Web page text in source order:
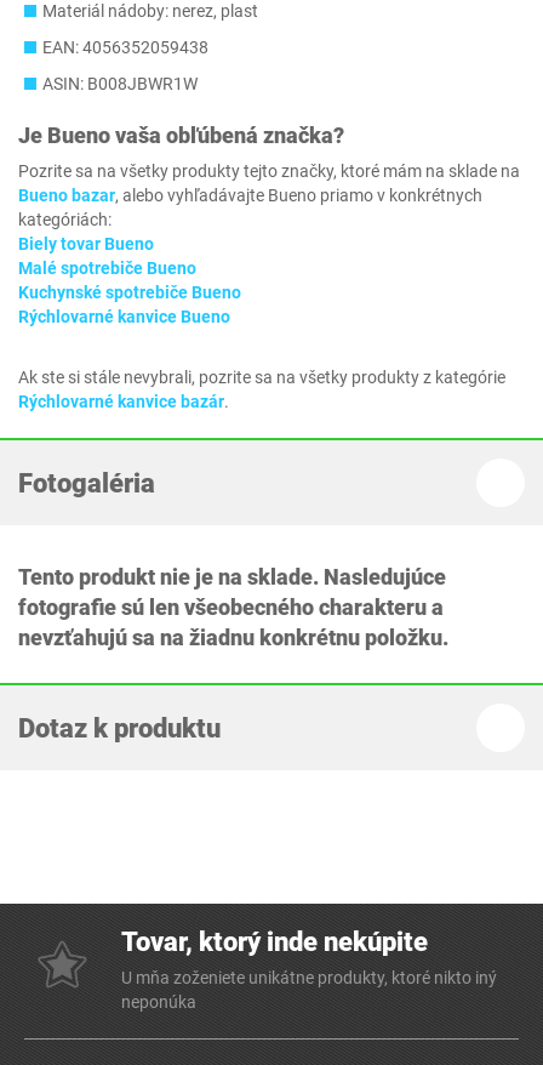
Materiál nádoby: nerez, plast
EAN: 4056352059438
ASIN: B008JBWR1W
Je Buenovaša obľúbená značka?
Pozrite sa na všetky produkty tejto značky, ktoré mám na sklade na
Bueno bazar, alebo vyhľadávajte Bueno priamo v konkrétnych
kategóriách:
Biely tovar Bueno
Malé spotrebiče Bueno
Kuchynské spotrebiče Bueno
Rýchlovarné kanvice Bueno
Ak ste si stále nevybrali, pozrite sa na všetky produkty z kategórie
Rýchlovarné kanvice bazár.
Fotogaléria
Tento produkt nie je na sklade. Nasledujúce
fotografie sú len všeobecného charakteru a
nevzťahujú sa na žiadnu konkrétnu položku.
Dotaz k produktu
Tovar, ktorý inde nekúpite
U mňa zoženiete unikátne produkty, ktoré nikto iný
neponúka